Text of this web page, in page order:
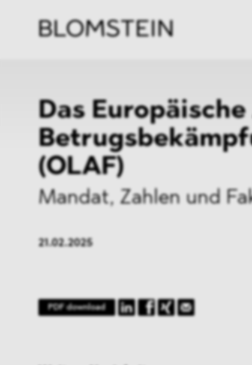
Das
(OLAF)
Mandat, Zahlen und
21.02.2025
PDF download